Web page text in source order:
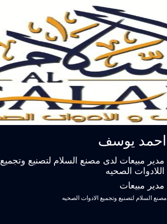
احمد يوسف
مدير مبيعات لدى مصنع السلام لتصنيع وتجميع
اللادوات الصحيه
مدير مبيعات
مصنع السلام لتصنيع وتجميع الادوات الصحيه